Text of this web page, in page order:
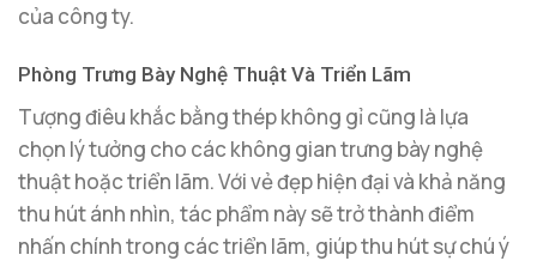
của công ty.
Phòng Trưng Bày Nghệ Thuật Và Triển Lãm
Tượng điêu khắc bằng thép không gỉ cũng là lựa
chọn lý tưởng cho các không gian trưng bày nghệ
thuật hoặc triển lãm. Với vẻ đẹp hiện đại và khả năng
thu hút ánh nhìn, tác phẩm này sẽ trở thành điểm
nhấn chính trong các triển lãm, giúp thu hút sự chú ý